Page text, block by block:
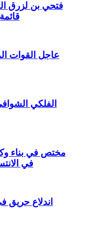
فتحي بن لزرق
عاجل القوات
الفلكي
مختص في بناء
في
اندلاع حريق